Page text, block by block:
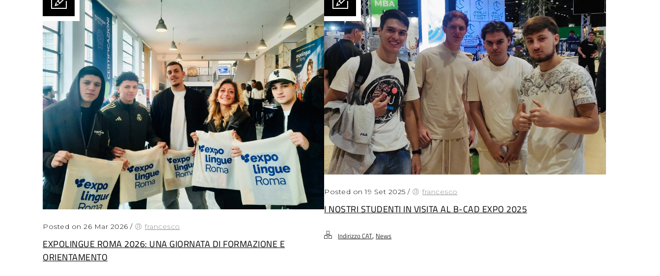
Posted on 26 Mar 2026 / francesco
EXPOLINGUE ROMA 2026: UNA GIORNATA DI FORMAZIONE E
ORIENTAMENTO
Posted on 19 Set 2025 / francesco
I NOSTRI STUDENTI IN VISITA AL B-CAD EXPO 2025
Indirizzo CAT, News